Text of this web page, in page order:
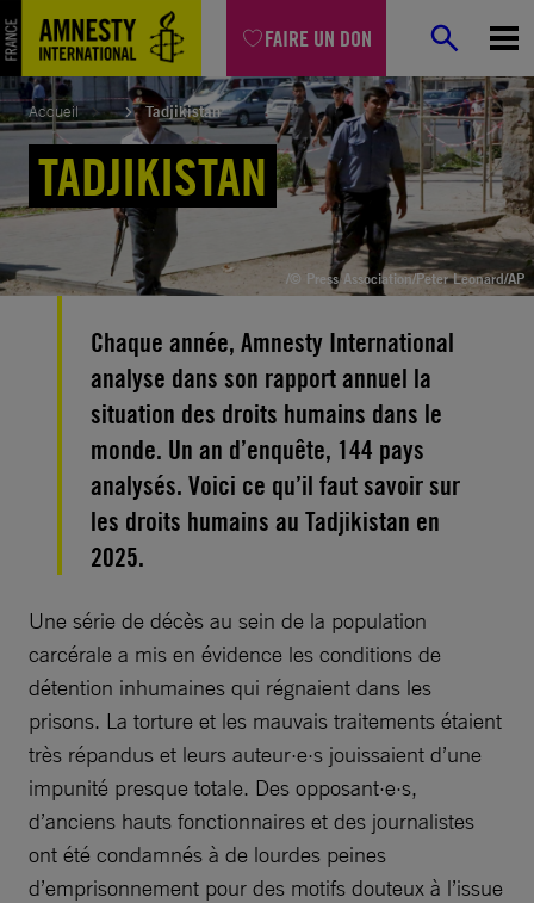
FAIRE UN DON
Aller
au
contenu
Accueil Tadjikistan
TADJIKISTAN
/© Press Association/Peter Leonard/AP
Chaque année, Amnesty International
analyse dans son rapport annuel la
situation des droits humains dans le
monde. Un an d’enquête, 144 pays
analysés. Voici ce qu’il faut savoir sur
les droits humains au Tadjikistan en
2025.
Une série de décès au sein de la population
carcérale a mis en évidence les conditions de
détention inhumaines qui régnaient dans les
prisons. La torture et les mauvais traitements étaient
très répandus et leurs auteur·e·s jouissaient d’une
impunité presque totale. Des opposant·e·s,
d’anciens hauts fonctionnaires et des journalistes
ont été condamnés à de lourdes peines
d’emprisonnement pour des motifs douteux à l’issue